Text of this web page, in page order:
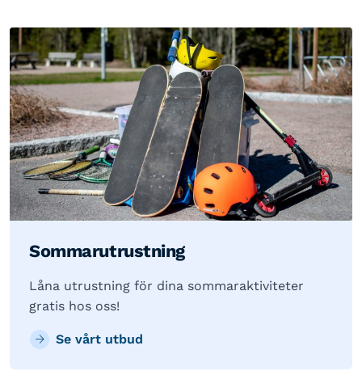
Sommarutrustning
Låna utrustning för dina sommaraktiviteter
gratis hos oss!
Se vårt utbud